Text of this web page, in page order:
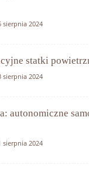
sierpnia 2024
statki
sierpnia 2024
autonomiczne
sierpnia 2024